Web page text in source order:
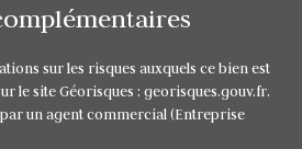
sur les risques auxquels ce bien est
le site Géorisques : georisques.gouv.fr.
un agent commercial (Entreprise